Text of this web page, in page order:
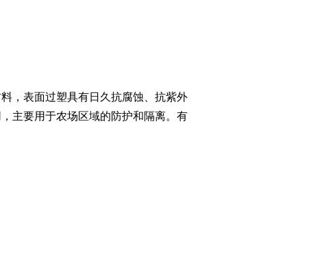
，表面过塑具有日久抗腐蚀、抗紫外
主要用于农场区域的防护和隔离。有